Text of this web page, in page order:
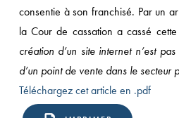
consentie à son franchisé. Par un
la Cour de cassation a cassé
création d’un site internet n’est
d’un point de vente dans le secteur
Téléchargez cet article en .pdf